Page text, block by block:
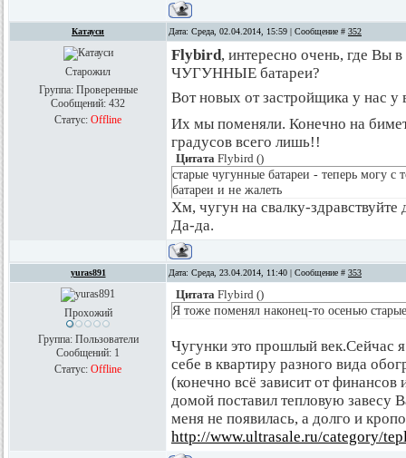
Катауси Дата: Среда, 02.04.2014, 15:59 | Сообщение # 352
Старожил
Группа: Проверенные
Сообщений: 432
Статус: Offline
Flybird, интересно очень, где
ЧУГУННЫЕ батареи?
Вот новых от застройщика у нас у
Их мы поменяли. Конечно на
градусов всего лишь!!
Цитата Flybird ()
старые чугунные батареи - теперь могу с
батареи и не жалеть
Хм, чугун на свалку-здравствуйте
Да-да.
yuras891 Дата: Среда, 23.04.2014, 11:40 | Сообщение # 353
Прохожий
Группа: Пользователи
Сообщений: 1
Статус: Offline
Цитата Flybird ()
Я тоже поменял наконец-то осенью
Чугунки это прошлый век.Сейчас
себе в квартиру разного вида
(конечно всё зависит от
домой поставил тепловую завесу
меня не появилась, а долго и
http://www.ultrasale.ru/category/